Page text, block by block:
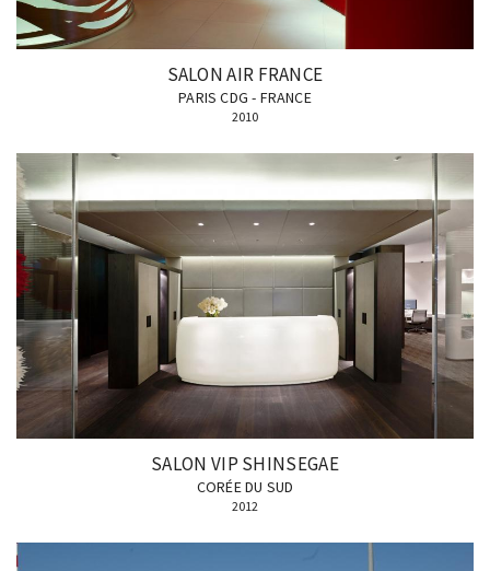
SALON AIR FRANCE
PARIS CDG - FRANCE
2010
SALON VIP SHINSEGAE
CORÉE DU SUD
2012